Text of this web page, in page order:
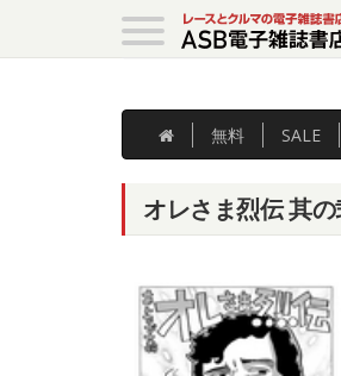
無料 SALE
オレさま烈伝 其